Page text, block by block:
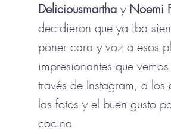
Deliciousmartha y Noemi
decidieron que ya iba
poner cara y voz a esos
impresionantes que
través de Instagram, a los
las fotos y el buen gusto
cocina.